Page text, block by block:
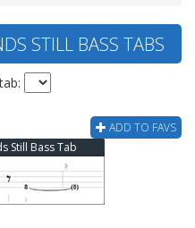
STILL BASS TABS
ADD TO FAVS
Still Bass Tab